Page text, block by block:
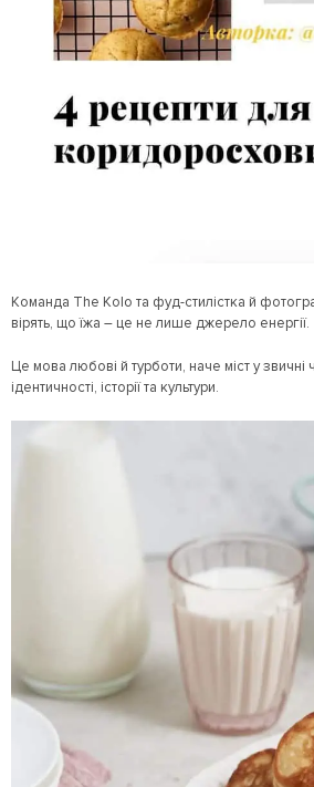
Команда The Kolo та фуд-стилістка й
вірять, що їжа – це не лише джерело енергії.
Це мова любові й турботи, наче міст у звичні
ідентичності, історії та культури.